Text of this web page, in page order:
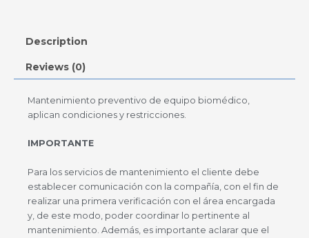
Description
Reviews (0)
Mantenimiento preventivo de equipo biomédico,
aplican condiciones y restricciones.
IMPORTANTE
Para los servicios de mantenimiento el cliente debe
establecer comunicación con la compañía, con el fin de
realizar una primera verificación con el área encargada
y, de este modo, poder coordinar lo pertinente al
mantenimiento. Además, es importante aclarar que el